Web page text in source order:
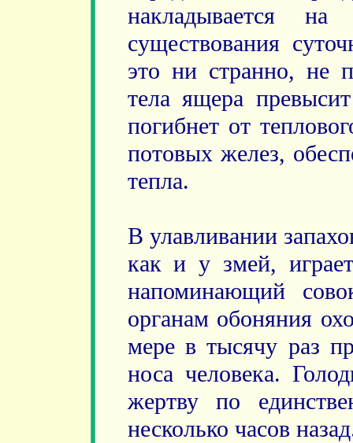
накладывается
существования
это ни странно, не
тела ящера
погибнет от
потовых желез,
тепла.
В улавливании
как и у змей,
напоминающий
органам обоняния
мере в тысячу раз
носа человека.
жертву по
несколько часов